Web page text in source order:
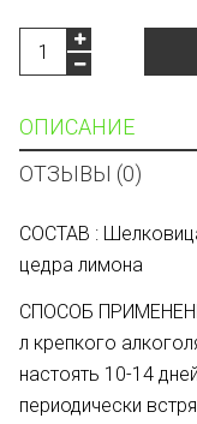
ОПИСАНИЕ
ОТЗЫВЫ (0)
СОСТАВ :
цедра лимона
СПОСОБ
л крепкого
настоять 10-14
периодически